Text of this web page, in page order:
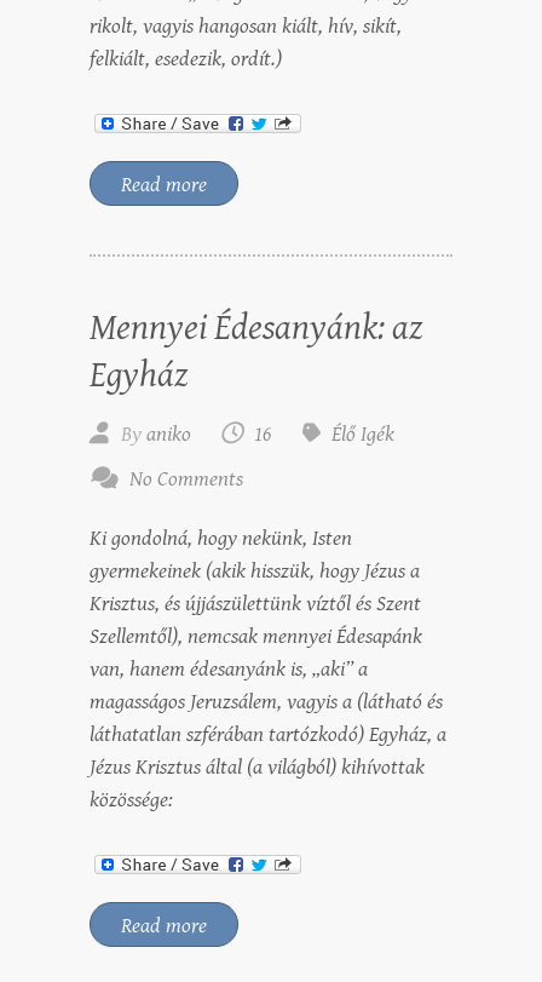
rikolt, vagyis hangosan kiált, hív, sikít,
felkiált, esedezik, ordít.)
Read more
Mennyei Édesanyánk: az
Egyház
Byaniko 16
Élő Igék
No Comments
Ki gondolná, hogy nekünk, Isten
gyermekeinek (akik hisszük, hogy Jézus a
Krisztus, és újjászülettünk víztől és Szent
Szellemtől), nemcsak mennyei Édesapánk
van, hanem édesanyánk is, „aki” a
magasságos Jeruzsálem, vagyis a (látható és
láthatatlan szférában tartózkodó) Egyház, a
Jézus Krisztus által (a világból) kihívottak
közössége:
Read more